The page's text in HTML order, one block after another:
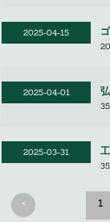
2025-04-15
2025-04-01
2025-03-31
< 1